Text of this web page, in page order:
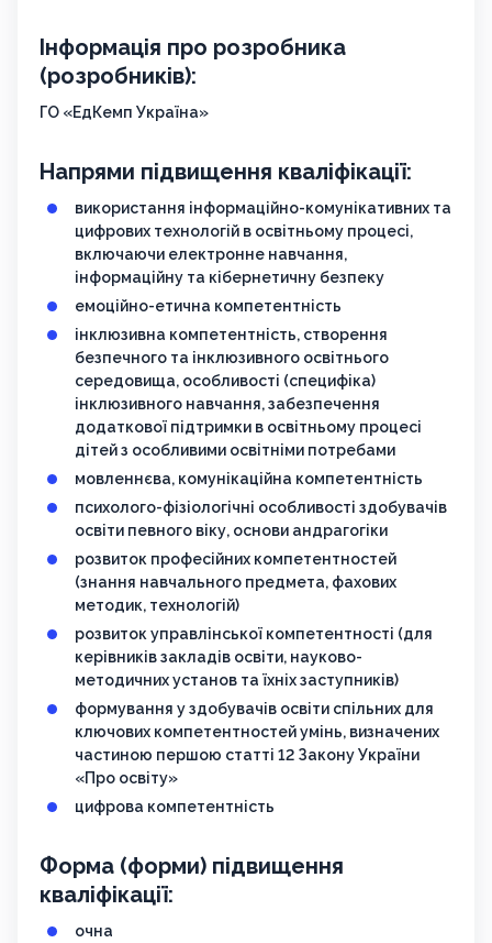
Інформація про розробника
(розробників):
ГО «ЕдКемп Україна»
Напрями підвищення кваліфікації:
використання інформаційно-комунікативних та
цифрових технологій в освітньому процесі,
включаючи електронне навчання,
інформаційну та кібернетичну безпеку
емоційно-етична компетентність
інклюзивна компетентність, створення
безпечного та інклюзивного освітнього
середовища, особливості (специфіка)
інклюзивного навчання, забезпечення
додаткової підтримки в освітньому процесі
дітей з особливими освітніми потребами
мовленнєва, комунікаційна компетентність
психолого-фізіологічні особливості здобувачів
освіти певного віку, основи андрагогіки
розвиток професійних компетентностей
(знання навчального предмета, фахових
методик, технологій)
розвиток управлінської компетентності (для
керівників закладів освіти, науково-
методичних установ та їхніх заступників)
формування у здобувачів освіти спільних для
ключових компетентностей умінь, визначених
частиною першою статті 12 Закону України
«Про освіту»
цифрова компетентність
Форма (форми) підвищення
кваліфікації:
очна